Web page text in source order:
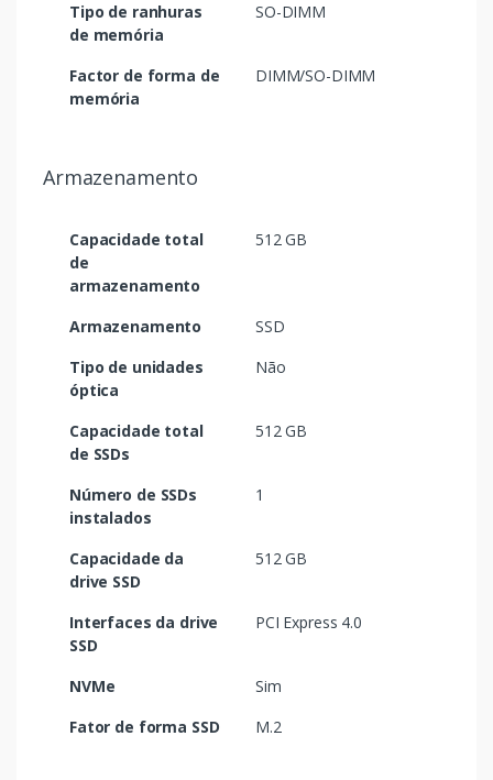
Tipo de ranhuras
de memória
SO-DIMM
Factor de forma de
memória
DIMM/SO-DIMM
Armazenamento
Capacidade total
de
armazenamento
512 GB
Armazenamento
SSD
Tipo de unidades
óptica
Não
Capacidade total
de SSDs
512 GB
Número de SSDs
instalados
1
Capacidade da
drive SSD
512 GB
Interfaces da drive
SSD
PCI Express 4.0
NVMe
Sim
Fator de forma SSD
M.2